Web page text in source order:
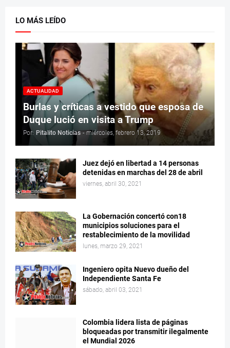
LO MÁS LEÍDO
ACTUALIDAD
Burlas y críticas a vestido que esposa de
Duque lució en visita a Trump
Por: Pitalito Noticias - miércoles, febrero 13, 2019
Juez dejó en libertad a 14 personas
detenidas en marchas del 28 de abril
viernes, abril 30, 2021
La Gobernación concertó con18
municipios soluciones para el
restablecimiento de la movilidad
lunes, marzo 29, 2021
Ingeniero opita Nuevo dueño del
Independiente Santa Fe
sábado, abril 03, 2021
Colombia lidera lista de páginas
bloqueadas por transmitir ilegalmente
el Mundial 2026